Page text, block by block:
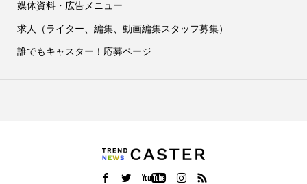
媒体資料・広告メニュー
求人（ライター、編集、動画編集スタッフ募集）
誰でもキャスター！応募ページ